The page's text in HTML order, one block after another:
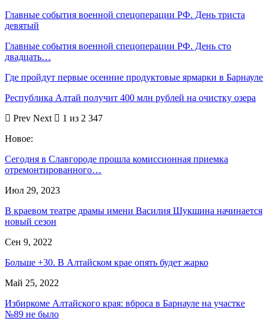
Главные события военной спецоперации РФ. День триста
девятый
Главные события военной спецоперации РФ. День сто
двадцать…
Где пройдут первые осенние продуктовые ярмарки в Барнауле
Республика Алтай получит 400 млн рублей на очистку озера
Prev Next
1 из 2 347
Новое:
Сегодня в Славгороде прошла комиссионная приемка
отремонтированного…
Июл 29, 2023
В краевом театре драмы имени Василия Шукшина начинается
новый сезон
Сен 9, 2022
Больше +30. В Алтайском крае опять будет жарко
Май 25, 2022
Избиркоме Алтайского края: вброса в Барнауле на участке
№89 не было